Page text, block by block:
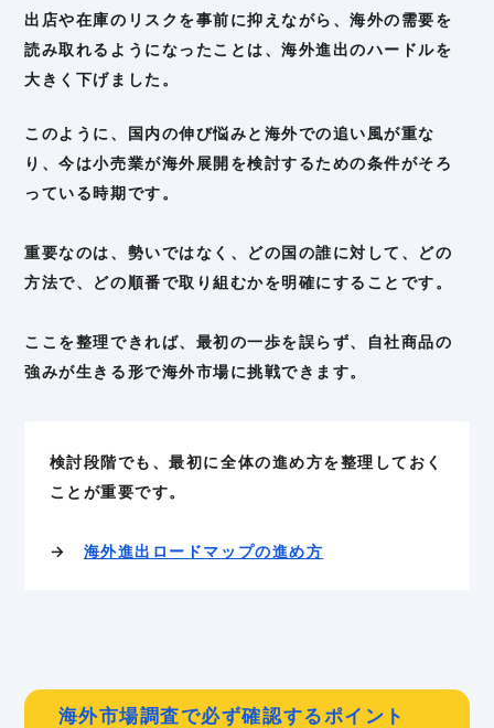
出店や在庫のリスクを事前に抑えながら、海外の需要を
読み取れるようになったことは、海外進出のハードルを
大きく下げました。
このように、国内の伸び悩みと海外での追い風が重な
り、今は小売業が海外展開を検討するための条件がそろ
っている時期です。
重要なのは、勢いではなく、どの国の誰に対して、どの
方法で、どの順番で取り組むかを明確にすることです。
ここを整理できれば、最初の一歩を誤らず、自社商品の
強みが生きる形で海外市場に挑戦できます。
検討段階でも、最初に全体の進め方を整理しておく
ことが重要です。
→ 海外進出ロードマップの進め方
海外市場調査で必ず確認するポイント